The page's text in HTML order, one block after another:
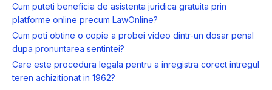
Cum puteti beneficia de asistenta juridica gratuita prin
platforme online precum LawOnline?
Cum poti obtine o copie a probei video dintr-un dosar penal
dupa pronuntarea sentintei?
Care este procedura legala pentru a inregistra corect intregul
teren achizitionat in 1962?